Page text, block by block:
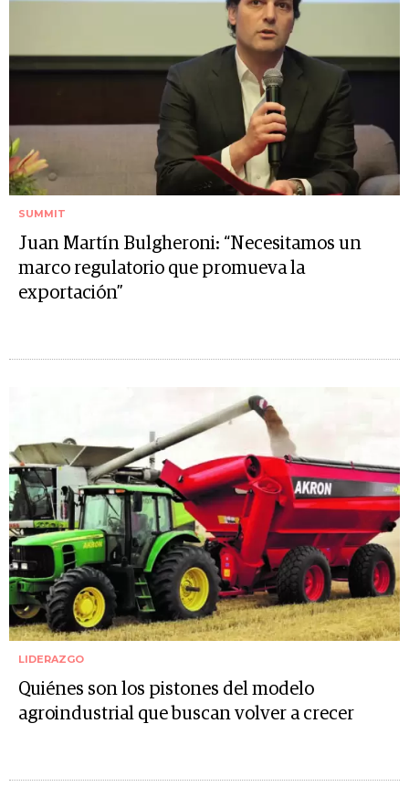
SUMMIT
Juan Martín Bulgheroni: “Necesitamos un
marco regulatorio que promueva la
exportación”
LIDERAZGO
Quiénes son los pistones del modelo
agroindustrial que buscan volver a crecer